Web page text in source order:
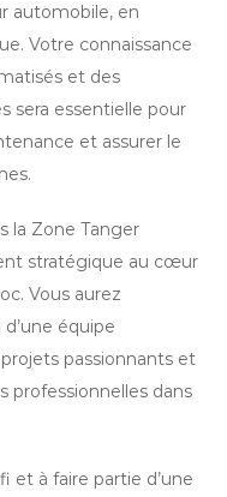
automobile, en
Votre connaissance
et des
sera essentielle pour
et assurer le
la Zone Tanger
stratégique au cœur
Vous aurez
équipe
passionnants et
professionnelles dans
et à faire partie d’une